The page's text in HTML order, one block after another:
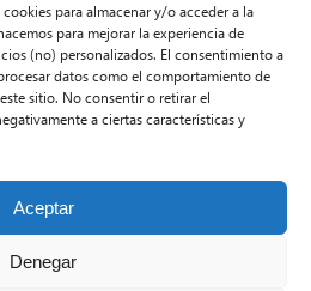
para almacenar y/o acceder a la
para mejorar la experiencia de
(no) personalizados. El consentimiento a
datos como el comportamiento de
sitio. No consentir o retirar el
a ciertas características y
Aceptar
Denegar
Legal
y condiciones
de privacidad
Contacto
Web por Kiwop